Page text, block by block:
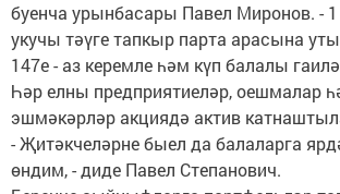
буенча урынбасары Павел Миронов. -
укучы тәүге тапкыр парта арасына
147е - аз керемле һәм күп балалы
Һәр елны предприятиеләр, оешмалар
эшмәкәрләр акциядә актив
- Җитәкчеләрне быел да балаларга
өндим, - диде Павел Степанович.